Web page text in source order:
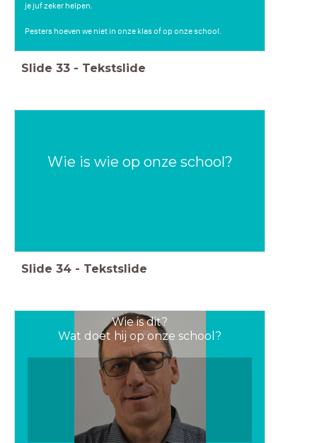
je juf zeker helpen.
Pesters hoeven we niet in onze klas of op onze school.
Slide 33 - Tekstslide
Wie is wie op onze school?
Slide 34 - Tekstslide
Wie is dit?
Wat doet hij op onze school?